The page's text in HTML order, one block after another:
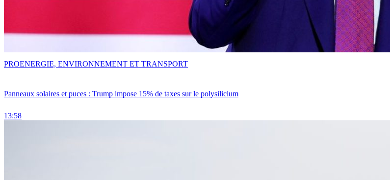
Panneaux solaires et puces : Trump impose 15% de taxes sur le polysilicium
13:58
PROENERGIE, ENVIRONNEMENT ET TRANSPORT